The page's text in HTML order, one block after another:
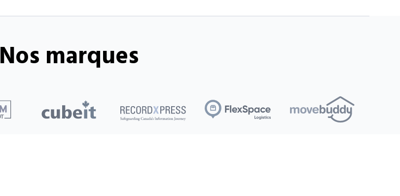
Nos marques